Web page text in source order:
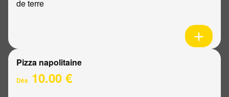
de terre
Pizza napolitaine
Dès 10.00 €